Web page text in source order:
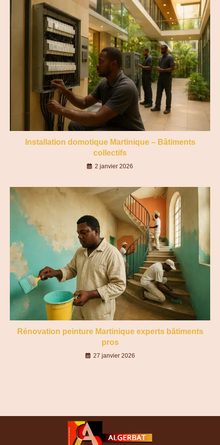
Installation domotique Martinique – Bâtiments
collectifs
2 janvier 2026
Rénovation peinture Martinique experts bâtiments
pros
27 janvier 2026